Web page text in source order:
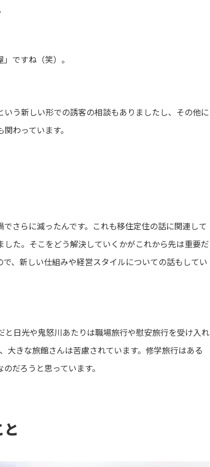
ですね（笑）。
う新しい形での誘客の相談もありましたし、その他に
わっています。
さらに減ったんです。これも移住定住の話に関連して
た。そこをどう解決していくかがこれから先は重要だ
、新しい仕組みや経営スタイルについての話もしてい
日光や鬼怒川あたりは職場旅行や慰安旅行を受け入れ
大きな旅館さんは苦慮されています。修学旅行はある
だろうと思っています。